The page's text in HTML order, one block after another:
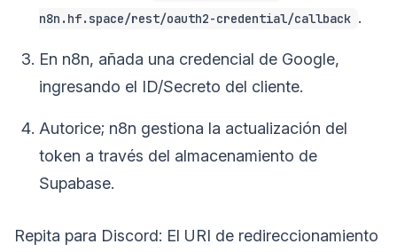
n8n.hf.space/rest/oauth2-credential/callback .
En n8n, añada una credencial de Google,
ingresando el ID/Secreto del cliente.
Autorice; n8n gestiona la actualización del
token a través del almacenamiento de
Supabase.
Repita para Discord: El URI de redireccionamiento